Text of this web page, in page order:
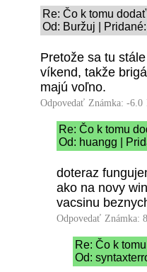
Re: Čo k tomu
Od: Buržuj |
Pretože sa tu
víkend, takže
majú voľno.
Odpovedať Známka: -6.0
Re: Čo k tomu
Od: huangg |
doteraz
ako na novy
vacsinu
Odpovedať Známka:
Re: Čo k
Od: